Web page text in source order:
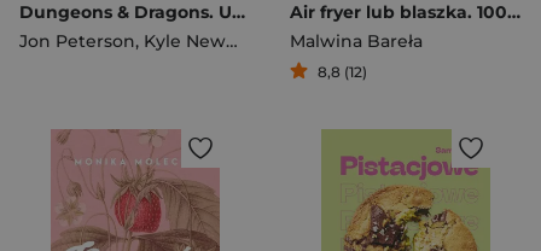
Dungeons & Dragons. Uczta Bohaterów. Oficjalna książka kucharska
Jon Peterson, Kyle Newman Michael Witwer
Air fryer lub blaszka. 100 przepisów w formie
Malwina Bareła
8,8 (12)